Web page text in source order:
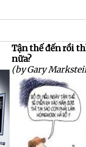
Tận thế đến rồi
nữa?
(by Gary